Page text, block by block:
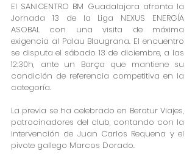
El SANICENTRO BM Guadalajara afronta la
Jornada 13 de la Liga NEXUS ENERGÍA
ASOBAL con una visita de máxima
exigencia al Palau Blaugrana. El encuentro
se disputa el sábado 13 de diciembre, a las
12:30h, ante un Barça que mantiene su
condición de referencia competitiva en la
categoría.
La previa se ha celebrado en Beratur Viajes,
patrocinadores del club, contando con la
intervención de Juan Carlos Requena y el
pivote gallego Marcos Dorado.